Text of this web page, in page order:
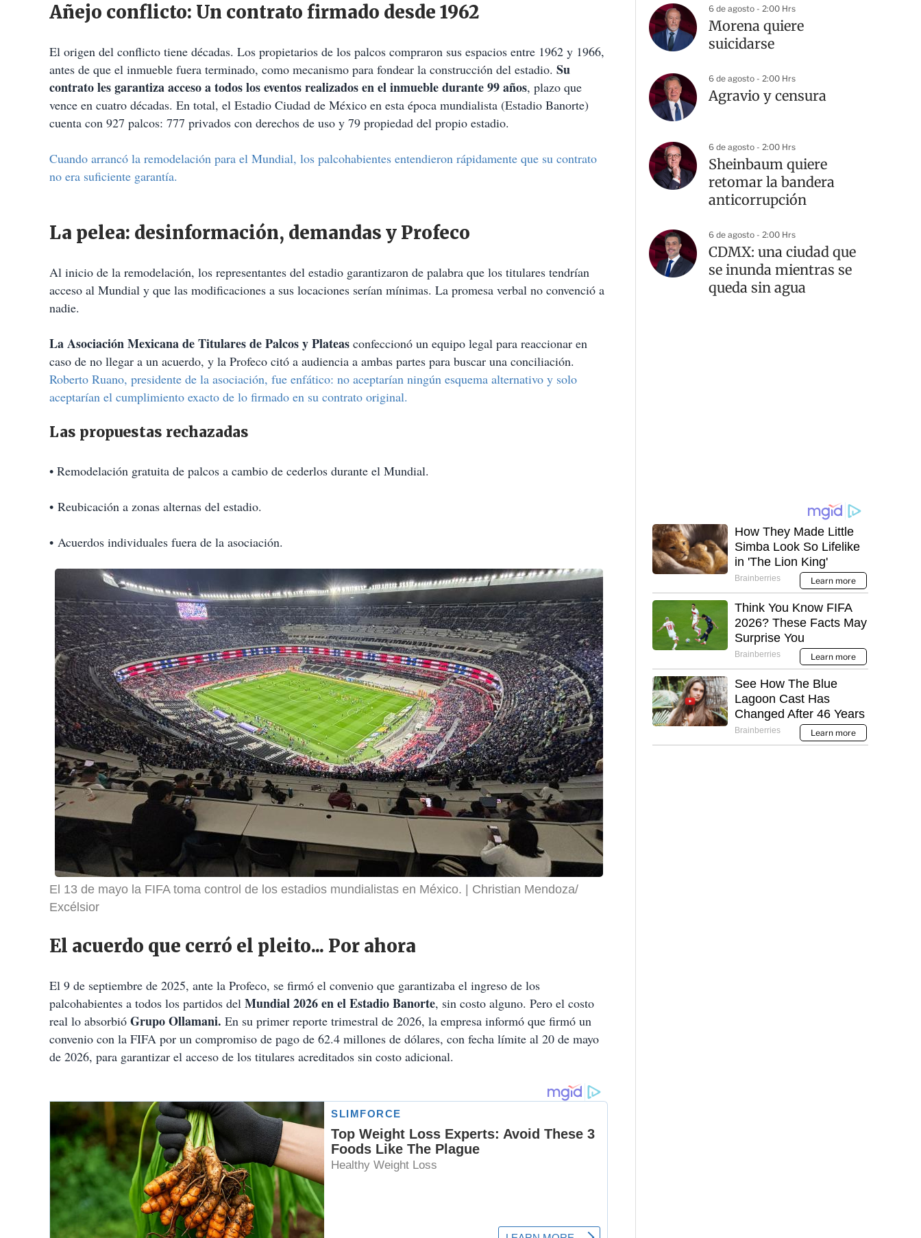
Añejo conflicto: Un contrato firmado desde 1962
El origen del conflicto tiene décadas. Los propietarios de los palcos compraron sus espacios entre 1962 y 1966,
antes de que el inmueble fuera terminado, como mecanismo para fondear la construcción del estadio. Su
contrato les garantiza acceso a todos los eventos realizados en el inmueble durante 99 años, plazo que
vence en cuatro décadas. En total, el Estadio Ciudad de México en esta época mundialista (Estadio Banorte)
cuenta con 927 palcos: 777 privados con derechos de uso y 79 propiedad del propio estadio.
Cuando arrancó la remodelación para el Mundial, los palcohabientes entendieron rápidamente que su contrato
no era suficiente garantía.
La pelea: desinformación, demandas y Profeco
Al inicio de la remodelación, los representantes del estadio garantizaron de palabra que los titulares tendrían
acceso al Mundial y que las modificaciones a sus locaciones serían mínimas. La promesa verbal no convenció a
nadie.
La Asociación Mexicana de Titulares de Palcos y Plateas confeccionó un equipo legal para reaccionar en
caso de no llegar a un acuerdo, y la Profeco citó a audiencia a ambas partes para buscar una conciliación.
Roberto Ruano, presidente de la asociación, fue enfático: no aceptarían ningún esquema alternativo y solo
aceptarían el cumplimiento exacto de lo firmado en su contrato original.
Las propuestas rechazadas
• Remodelación gratuita de palcos a cambio de cederlos durante el Mundial.
• Reubicación a zonas alternas del estadio.
• Acuerdos individuales fuera de la asociación.
El 13 de mayo la FIFA toma control de los estadios mundialistas en México.
Christian Mendoza/
Excélsior
El acuerdo que cerró el pleito... Por ahora
El 9 de septiembre de 2025, ante la Profeco, se firmó el convenio que garantizaba el ingreso de los
palcohabientes a todos los partidos del Mundial 2026 en el Estadio Banorte, sin costo alguno. Pero el costo
real lo absorbió Grupo Ollamani. En su primer reporte trimestral de 2026, la empresa informó que firmó un
convenio con la FIFA por un compromiso de pago de 62.4 millones de dólares, con fecha límite al 20 de mayo
de 2026, para garantizar el acceso de los titulares acreditados sin costo adicional.
6 de agosto - 2:00 Hrs
Morena quiere
suicidarse
6 de agosto - 2:00 Hrs
Agravio y censura
6 de agosto - 2:00 Hrs
Sheinbaum quiere
retomar la bandera
anticorrupción
6 de agosto - 2:00 Hrs
CDMX: una ciudad que
se inunda mientras se
queda sin agua